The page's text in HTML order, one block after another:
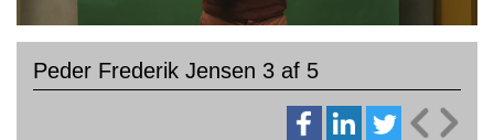
Peder Frederik Jensen 3 af 5